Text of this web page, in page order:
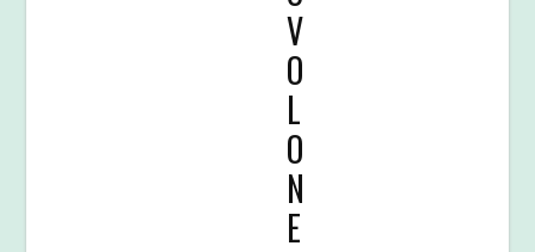
V
O
L
O
N
E